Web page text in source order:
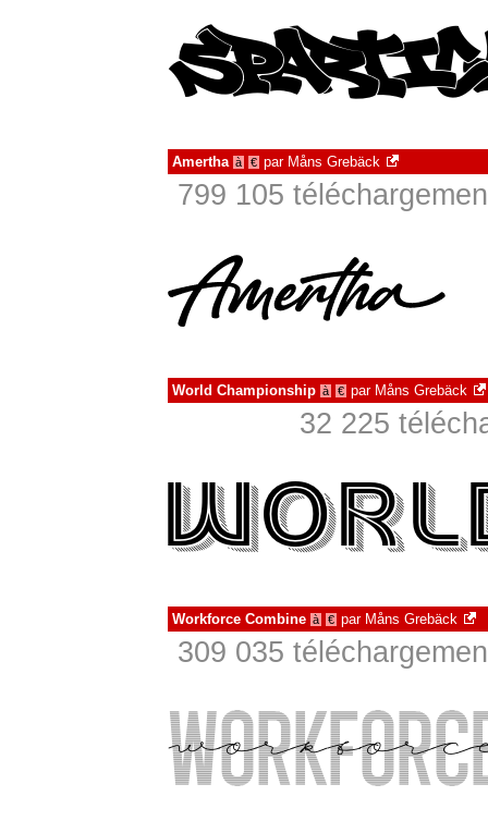
Amertha à € par Måns Grebäck
799 105
World Championship à € par Måns Grebäck
32 225
Workforce Combine à € par Måns Grebäck
309 035